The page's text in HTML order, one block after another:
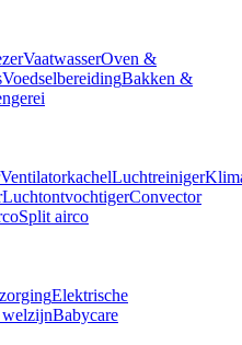
VaatwasserOven &
VoedselbereidingBakken &
VentilatorkachelLuchtreiniger
LuchtontvochtigerConvector
Split airco
Elektrische
Babycare